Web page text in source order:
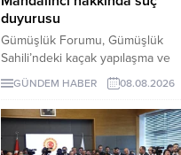
duyurusu
Gümüşlük Forumu, Gümüşlük
Sahili’ndeki kaçak yapılaşma ve
Çayıraltı Halk Plajı’ndaki işgal
iddiaları nedeniyle Bodrum
Belediye Başkanı Tamer
Mandalinci hakkında suç
duyurusunda bulundu.
GÜNDEM HABER 08.08.2026